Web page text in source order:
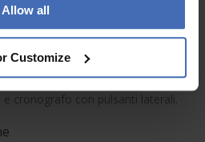
Allow all
Customize
e cinturini in
si distinguono per resistenza e
vetro zaffiro
quarzooautomatici. Tra le
e cronografo con pulsanti laterali.